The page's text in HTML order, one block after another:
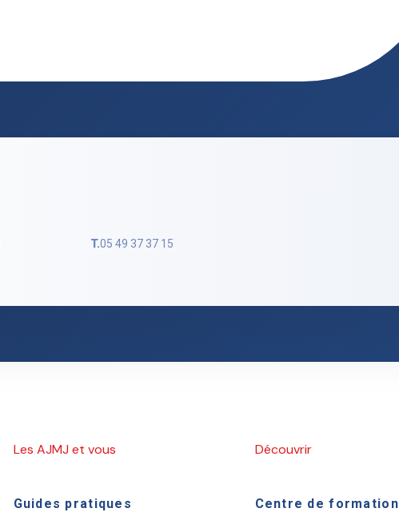
T.05 49 37 37 15
Les AJMJ et vous
Guides pratiques
Découvrir
Centre de formation